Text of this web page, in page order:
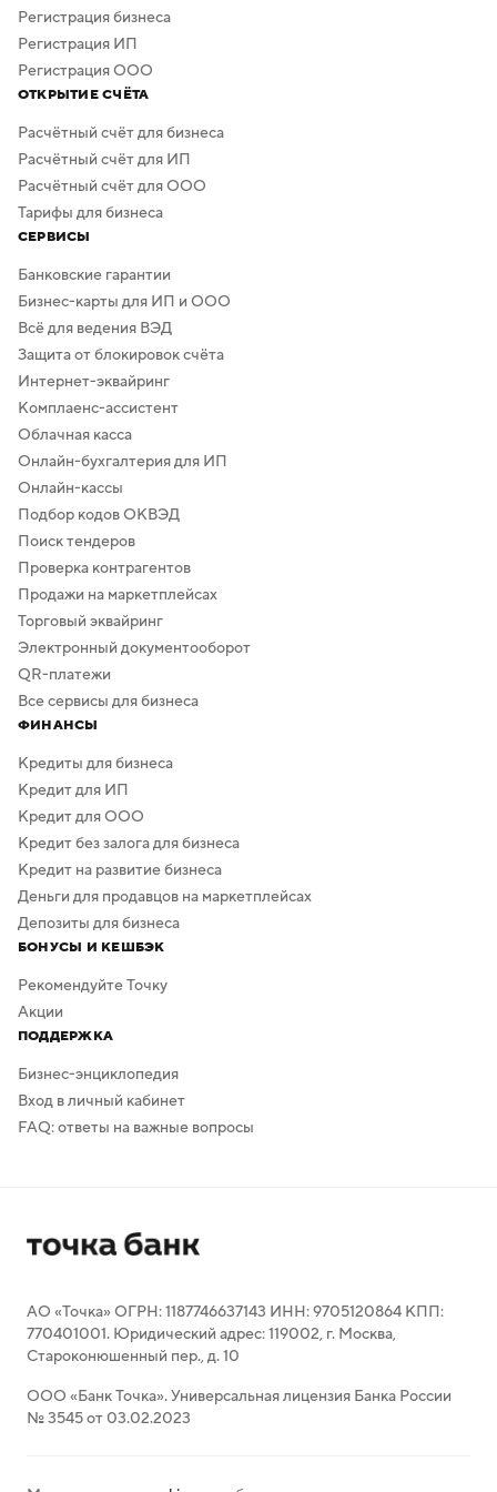
в сервисе предусмотрено скачивание логотипа без
фона.
Регистрация бизнеса
Регистрация ИП
Регистрация ООО
ОТКРЫТИЕ СЧЁТА
Расчётный счёт для бизнеса
Расчётный счёт для ИП
Расчётный счёт для ООО
Тарифы для бизнеса
СЕРВИСЫ
Банковские гарантии
Бизнес-карты для ИП и ООО
Всё для ведения ВЭД
Защита от блокировок счёта
Интернет-эквайринг
Комплаенс-ассистент
Облачная касса
Онлайн-бухгалтерия для ИП
Онлайн-кассы
Подбор кодов ОКВЭД
Поиск тендеров
Проверка контрагентов
Продажи на маркетплейсах
Торговый эквайринг
Электронный документооборот
QR-платежи
Все сервисы для бизнеса
ФИНАНСЫ
Кредиты для бизнеса
Кредит для ИП
Кредит для ООО
Кредит без залога для бизнеса
Кредит на развитие бизнеса
Деньги для продавцов на маркетплейсах
Депозиты для бизнеса
БОНУСЫ И КЕШБЭК
Рекомендуйте Точку
Акции
ПОДДЕРЖКА
Бизнес-энциклопедия
Вход в личный кабинет
FAQ: ответы на важные вопросы
АО «Точка» ОГРН: 1187746637143 ИНН: 9705120864 КПП:
770401001. Юридический адрес: 119002, г. Москва,
Староконюшенный пер., д. 10
ООО «Банк Точка». Универсальная лицензия Банка России
№ 3545 от 03.02.2023